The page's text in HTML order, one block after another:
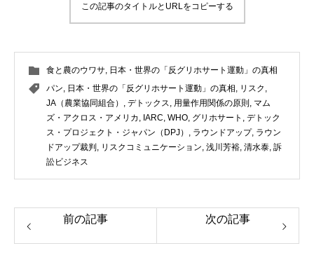
この記事のタイトルとURLをコピーする
食と農のウワサ 日本・世界の「反グリホサート運動」の真相
パン
日本・世界の「反グリホサート運動」の真相 リスク
JA（農業協同組合）
デトックス 用量作用関係の原則 マム
ズ・アクロス・アメリカ
IARC WHO グリホサート
デトック
ス・プロジェクト・ジャパン（DPJ）
ラウンドアップ, ラウン
ドアップ裁判
リスクコミュニケーション 浅川芳裕 清水泰 訴
訟ビジネス
前の記事 次の記事